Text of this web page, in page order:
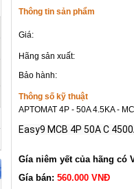
Thông tin sản phẩm
Giá:
Hãng sản xuất:
Bảo hành:
Thông số kỹ thuật
APTOMAT 4P - 50A 4.5KA -
Easy9 MCB 4P 50A C
Gía niêm yết của hãng có
Gía bán: 560.000 VNĐ